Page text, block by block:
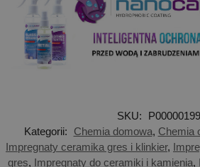
SKU:
P00000199
Kategorii:
Chemia domowa, Chemia
Impregnaty ceramika gres i klinkier,
gres, Impregnaty do ceramiki i kamienia,